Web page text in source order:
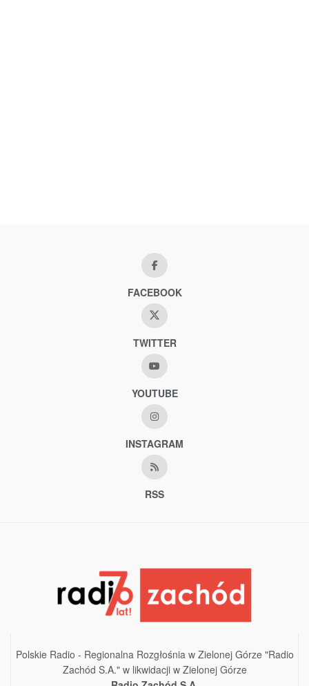
FACEBOOK
TWITTER
YOUTUBE
INSTAGRAM
RSS
Polskie Radio - Regionalna Rozgłośnia w Zielonej Górze "Radio
Zachód S.A." w likwidacji w Zielonej Górze